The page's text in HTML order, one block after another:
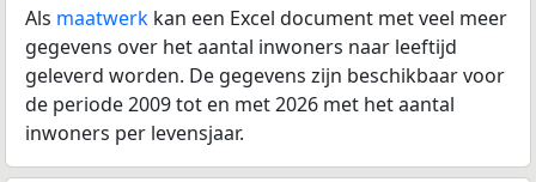
Als maatwerk kan een Excel document met veel meer
gegevens over het aantal inwoners naar leeftijd
geleverd worden. De gegevens zijn beschikbaar voor
de periode 2009 tot en met 2026 met het aantal
inwoners per levensjaar.